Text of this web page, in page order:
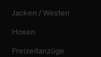
Jacken / Westen
Hosen
Freizeitanzüge